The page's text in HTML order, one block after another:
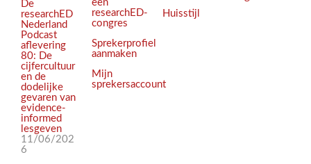
De
researchED
Nederland
Podcast
aflevering
80: De
cijfercultuur
en de
dodelijke
gevaren van
evidence-
informed
lesgeven
11/06/202
6
een
researchED-
congres
Sprekerprofiel
aanmaken
Mijn
sprekersaccount
Huisstijl